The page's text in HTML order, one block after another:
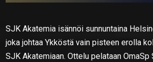
SJK Akatemia isännöi sunnuntaina
joka johtaa Ykköstä vain pisteen erolla
SJK Akatemiaan. Ottelu pelataan